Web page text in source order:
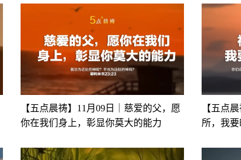
【五点晨祷】11月09日｜慈爱的父，愿
你在我们身上，彰显你莫大的能力
【五点
所，我